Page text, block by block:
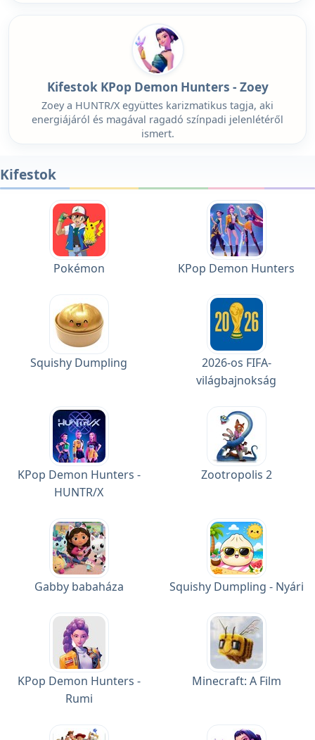
Kifestok KPop Demon Hunters - Zoey
Zoey a HUNTR/X együttes karizmatikus tagja, aki
energiájáról és magával ragadó színpadi jelenlétéről
ismert.
Kifestok
Pokémon KPop Demon Hunters
Squishy Dumpling
2026-os FIFA-
világbajnokság
KPop Demon Hunters -
HUNTR/X
Zootropolis 2
Gabby babaháza Squishy Dumpling - Nyári
KPop Demon Hunters -
Rumi
Minecraft: A Film